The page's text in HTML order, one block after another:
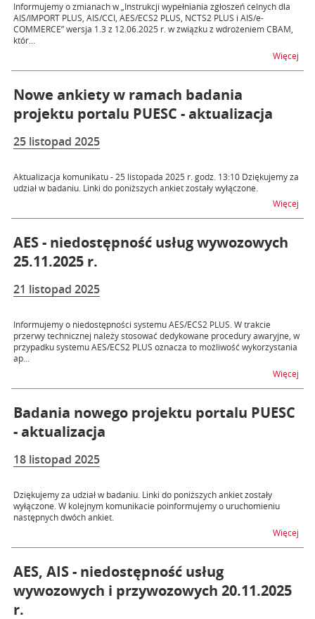
Informujemy o zmianach w „Instrukcji wypełniania zgłoszeń celnych dla
AIS/IMPORT PLUS, AIS/CCI, AES/ECS2 PLUS, NCTS2 PLUS i AIS/e-
COMMERCE” wersja 1.3 z 12.06.2025 r. w związku z wdrożeniem CBAM,
któr...
Więcej
Nowe ankiety w ramach badania
projektu portalu PUESC - aktualizacja
25 listopad 2025
Aktualizacja komunikatu - 25 listopada 2025 r. godz. 13:10 Dziękujemy za
udział w badaniu. Linki do poniższych ankiet zostały wyłączone.
Więcej
AES - niedostępność usług wywozowych
25.11.2025 r.
21 listopad 2025
Informujemy o niedostępności systemu AES/ECS2 PLUS. W trakcie
przerwy technicznej należy stosować dedykowane procedury awaryjne, w
przypadku systemu AES/ECS2 PLUS oznacza to możliwość wykorzystania
ap...
Więcej
Badania nowego projektu portalu PUESC
- aktualizacja
18 listopad 2025
Dziękujemy za udział w badaniu. Linki do poniższych ankiet zostały
wyłączone. W kolejnym komunikacie poinformujemy o uruchomieniu
następnych dwóch ankiet.
Więcej
AES, AIS - niedostępność usług
wywozowych i przywozowych 20.11.2025
r.